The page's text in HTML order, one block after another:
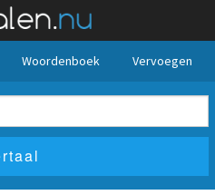
Woordenboek Vervoegen